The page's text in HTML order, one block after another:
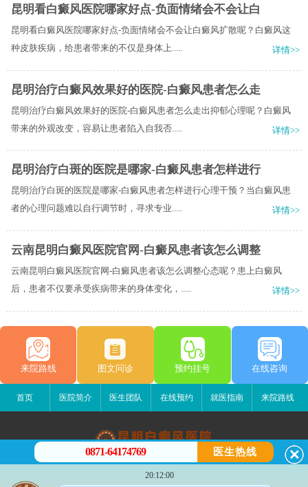
昆明看白癜风医院哪家好点-负面情绪会不会让白
昆明看白癜风医院哪家好点-负面情绪会不会让白癜风扩散呢？白癜风这
种皮肤疾病，给患者带来的不仅是身体上.....
详情>>
昆明治疗白癜风效果好的医院-白癜风患者怎么走
昆明治疗白癜风效果好的医院-白癜风患者怎么走出抑郁心理呢？白癜风
带来的外观改变，容易让患者陷入自我否.....
详情>>
昆明治疗白斑的医院是哪家-白癜风患者怎样进行
昆明治疗白斑的医院是哪家-白癜风患者怎样进行心理干预？当白癜风患
者的心理问题难以自行调节时，寻求专业.....
详情>>
云南昆明白癜风医院官网-白癜风患者该怎么调整
云南昆明白癜风医院官网-白癜风患者该怎么调整心态呢？患上白癜风
后，患者不仅要承受疾病带来的身体变化，.....
详情>>
来院路线 图文问诊 预约挂号 在线咨询
首页 医院简介 医生团队 在线预约 就医指南 来院路线
昆明白癜风医院
昆明市五华区护国路2号
0871-64174769 医生热线
20:12:00